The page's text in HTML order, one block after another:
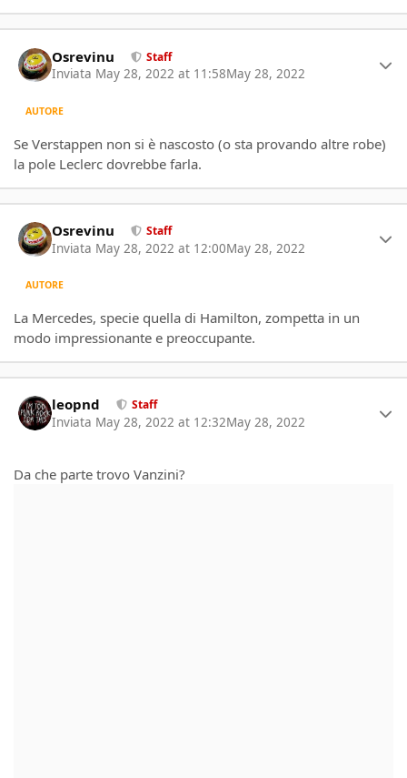
Osrevinu Staff
Inviata May 28, 2022 at 11:58May 28, 2022
AUTORE
Se Verstappen non si è nascosto (o sta provando altre robe)
la pole Leclerc dovrebbe farla.
Osrevinu Staff
Inviata May 28, 2022 at 12:00May 28, 2022
AUTORE
La Mercedes, specie quella di Hamilton, zompetta in un
modo impressionante e preoccupante.
leopnd Staff
Inviata May 28, 2022 at 12:32May 28, 2022
Da che parte trovo Vanzini?